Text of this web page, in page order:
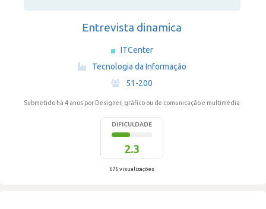
Entrevista dinamica
ITCenter
Tecnologia da Informação
·
51-200
Submetido há 4 anos por Designer, gráfico ou de comunicação e multimédia
DIFICULDADE
2.3
676 visualizações